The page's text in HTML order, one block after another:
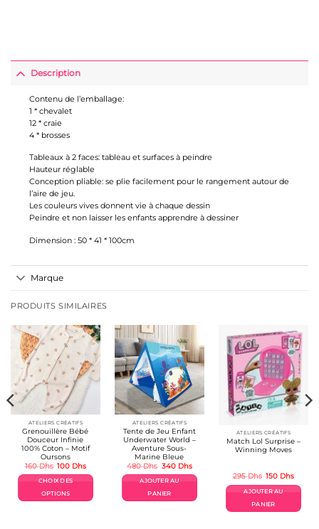
Description
Contenu de l’emballage:
1 * chevalet
12 * craie
4 * brosses
Tableaux à 2 faces: tableau et surfaces à peindre
Hauteur réglable
Conception pliable: se plie facilement pour le rangement autour de
l’aire de jeu.
Les couleurs vives donnent vie à chaque dessin
Peindre et non laisser les enfants apprendre à dessiner
Dimension : 50 * 41 * 100cm
Marque
PRODUITS SIMILAIRES
ATELIERS CRÉATIFS
Grenouillère Bébé
Douceur Infinie
100% Coton – Motif
Oursons
160Dhs Le
initial
était :
160 Dhs.
100 DhsLe
actuel
CHOIX DES
OPTIONS
ATELIERS CRÉATIFS
Tente de Jeu Enfant
Underwater World –
Aventure Sous-
Marine Bleue
480Dhs Le
initial
était :
480 Dhs.
340 DhsLe
actuel
AJOUTER AU
PANIER
ATELIERS CRÉATIFS
Match Lol Surprise –
Winning Moves
295Dhs Le
initial
était :
295 Dhs.
150 DhsLe
actuel
AJOUTER AU
PANIER